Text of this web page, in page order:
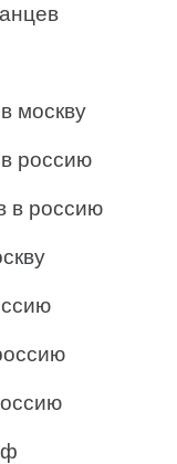
москву
россию
в россию